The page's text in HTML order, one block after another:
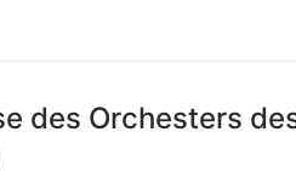
des Orchesters